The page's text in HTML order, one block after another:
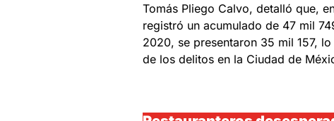
Tomás Pliego Calvo, detalló que,
registró un acumulado de 47 mil
2020, se presentaron 35 mil 157,
de los delitos en la Ciudad de